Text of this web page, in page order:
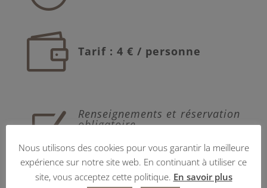
 Tarif : 4 € / personne
Z Renseignements et réservation
obligatoire
Quercy Caussadais, Carré des
chapeliers.
Tél. :05 63 26 04 04
Nous utilisons des cookies pour vous garantir la meilleure
expérience sur notre site web. En continuant à utiliser ce
site, vous acceptez cette politique. En savoir plus